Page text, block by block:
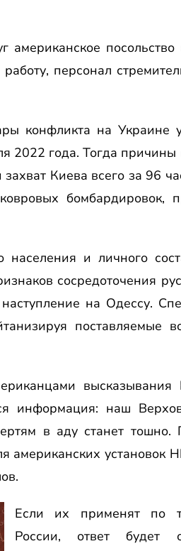
персонал
конфликта на Украине
2022 года. Тогда
Киева всего за 96
бомбардировок,
населения и личного
сосредоточения
на Одессу.
поставляемые
высказывания
информация: наш
в аду станет тошно.
американских установок
Если их применят по
России, ответ будет